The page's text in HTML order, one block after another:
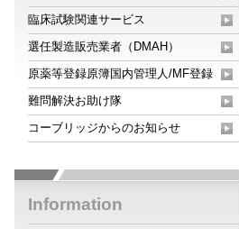
臨床試験関連サービス
選任製造販売業者（DMAH）
原薬等登録原簿国内管理人/MF登録
難問解決お助け隊
コーブリッジからのお知らせ
Information